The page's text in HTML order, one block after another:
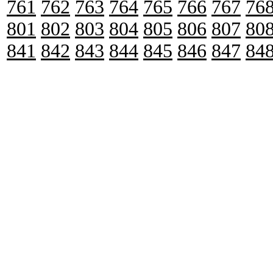
761 762 763 764 765 766 767
801 802 803 804 805 806 807
841 842 843 844 845 846 847